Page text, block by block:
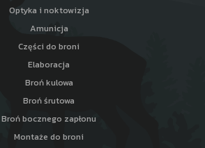
Optyka i noktowizja
Amunicja
Części do broni
Elaboracja
Broń kulowa
Broń śrutowa
Broń bocznego zapłonu
Montaże do broni